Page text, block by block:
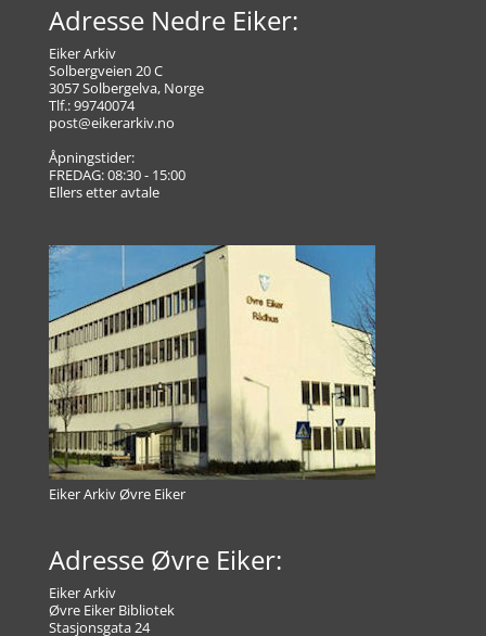
Adresse Nedre Eiker:
Eiker Arkiv
Solbergveien 20 C
3057 Solbergelva, Norge
Tlf.: 99740074
post@eikerarkiv.no
Åpningstider:
FREDAG: 08:30 - 15:00
Ellers etter avtale
Eiker Arkiv Øvre Eiker
Adresse Øvre Eiker:
Eiker Arkiv
Øvre Eiker Bibliotek
Stasjonsgata 24